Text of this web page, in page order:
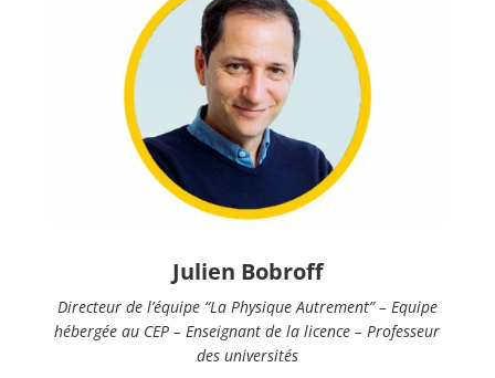
Julien Bobroff
Directeur de l’équipe “La Physique Autrement” – Equipe
hébergée au CEP – Enseignant de la licence – Professeur
des universités